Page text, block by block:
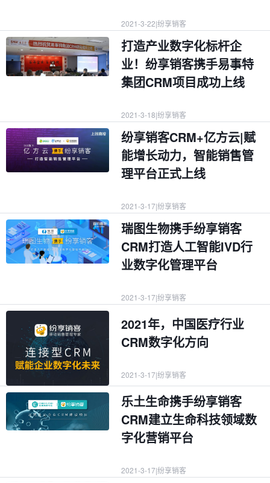
2021-3-22|纷享销客
打造产业数字化标杆企
业！纷享销客携手易事特
集团CRM项目成功上线
2021-3-18|纷享销客
纷享销客CRM+亿方云|赋
能增长动力，智能销售管
理平台正式上线
2021-3-17|纷享销客
瑞图生物携手纷享销客
CRM打造人工智能IVD行
业数字化管理平台
2021-3-17|纷享销客
2021年，中国医疗行业
CRM数字化方向
2021-3-17|纷享销客
乐土生命携手纷享销客
CRM建立生命科技领域数
字化营销平台
2021-3-17|纷享销客